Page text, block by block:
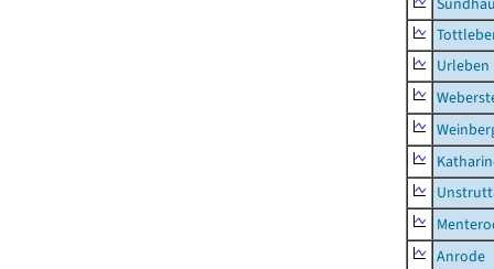
Urleben
Anrode